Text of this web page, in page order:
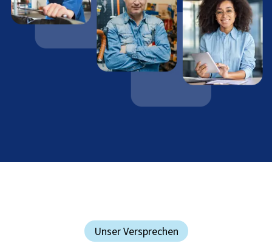
Unser Versprechen